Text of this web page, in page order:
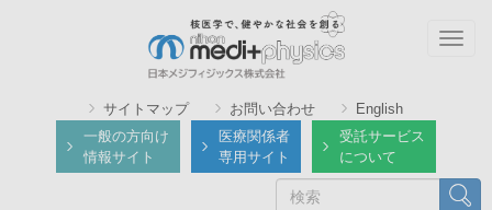
サイトマップ お問い合わせ
English
一般の方向け
情報サイト
医療関係者
専用サイト
受託サービス
について
検索